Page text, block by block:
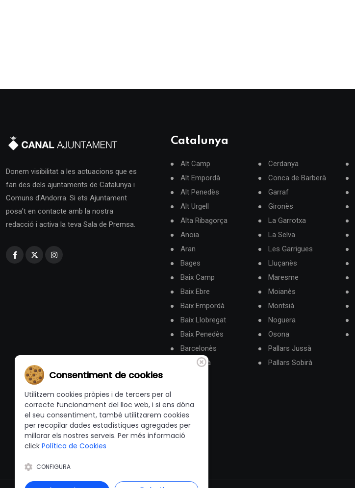
Donem visibilitat a les actuacions que es
fan des dels ajuntaments de Catalunya i
Comuns d'Andorra. Si ets Ajuntament
posa't en contacte amb la nostra
redacció i activa la teva Sala de Premsa.
Catalunya
Alt Camp
Alt Empordà
Alt Penedès
Alt Urgell
Alta Ribagorça
Anoia
Aran
Bages
Baix Camp
Baix Ebre
Baix Empordà
Baix Llobregat
Baix Penedès
Barcelonès
Berguedà
Cerdanya
Conca de Barberà
Garraf
Gironès
La Garrotxa
La Selva
Les Garrigues
Lluçanès
Maresme
Moianès
Montsià
Noguera
Osona
Pallars Jussà
Pallars Sobirà
Consentiment de cookies
Utilitzem cookies pròpies i de tercers per al
correcte funcionament del lloc web, i si ens dóna
el seu consentiment, també utilitzarem cookies
per recopilar dades estadístiques agregades per
millorar els nostres serveis. Per més informació
click Política de Cookies
CONFIGURA